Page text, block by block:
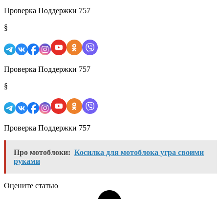
Проверка Поддержки 757
§
Проверка Поддержки 757
§
Проверка Поддержки 757
Про мотоблоки: Косилка для мотоблока угра своими
руками
Оцените статью